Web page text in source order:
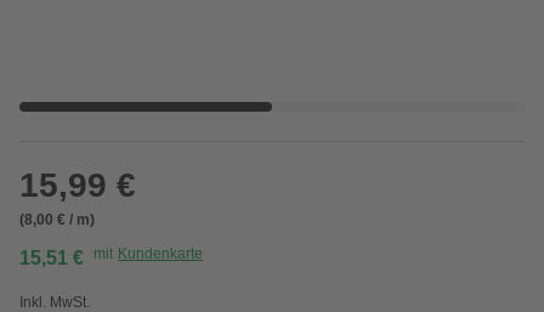
15,99 €
(8,00 € / m)
15,51 € mit Kundenkarte
Inkl. MwSt.